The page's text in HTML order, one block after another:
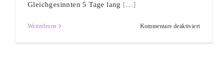
Gleichgesinnten 5 Tage lang […]
Weiterlesen Kommentare deaktiviertfür